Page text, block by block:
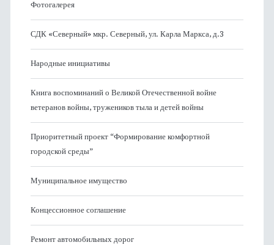
Фотогалерея
СДК «Северный» мкр. Северный, ул. Карла Маркса, д.3
Народные инициативы
Книга воспоминаний о Великой Отечественной войне
ветеранов войны, тружеников тыла и детей войны
Приоритетный проект “Формирование комфортной
городской среды”
Муниципальное имущество
Концессионное соглашение
Ремонт автомобильных дорог